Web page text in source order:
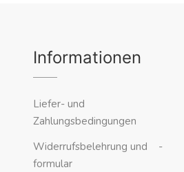
Informationen
Liefer- und
Zahlungsbedingungen
Widerrufsbelehrung und -
formular